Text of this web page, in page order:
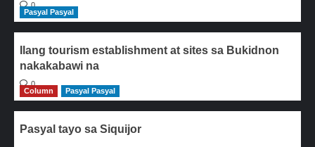
0
Pasyal Pasyal
Ilang tourism establishment at sites sa Bukidnon
nakakabawi na
0
Column
Pasyal Pasyal
Pasyal tayo sa Siquijor